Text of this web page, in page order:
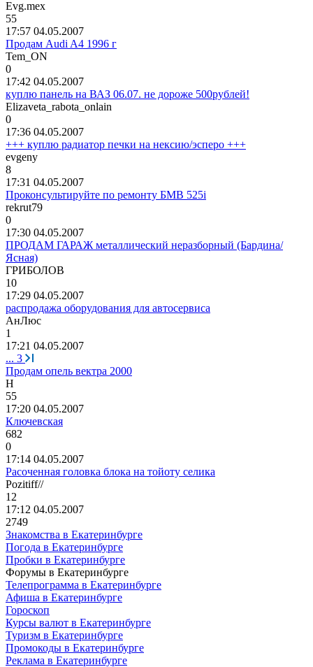
Evg.mex
55
17:57 04.05.2007
Продам Audi A4 1996 г
Tem_ON
0
17:42 04.05.2007
куплю панель на ВАЗ 06.07. не дороже 500рублей!
Elizaveta_rabota_onlain
0
17:36 04.05.2007
+++ куплю радиатор печки на нексию/эсперо +++
evgeny
8
17:31 04.05.2007
Проконсультируйте по ремонту БМВ 525i
rekrut79
0
17:30 04.05.2007
ПРОДАМ ГАРАЖ металлический неразборный (Бардина/
Ясная)
ГРИБОЛОВ
10
17:29 04.05.2007
распродажа оборудования для автосервиса
АнЛюс
1
17:21 04.05.2007
... 3
Продам опель вектра 2000
H
55
17:20 04.05.2007
Ключевская
682
0
17:14 04.05.2007
Расоченная головка блока на тойоту селика
Pozitiff//
12
17:12 04.05.2007
2749
Знакомства в Екатеринбурге
Погода в Екатеринбурге
Пробки в Екатеринбурге
Форумы в Екатеринбурге
Телепрограмма в Екатеринбурге
Афиша в Екатеринбурге
Гороскоп
Курсы валют в Екатеринбурге
Туризм в Екатеринбурге
Промокоды в Екатеринбурге
Реклама в Екатеринбурге